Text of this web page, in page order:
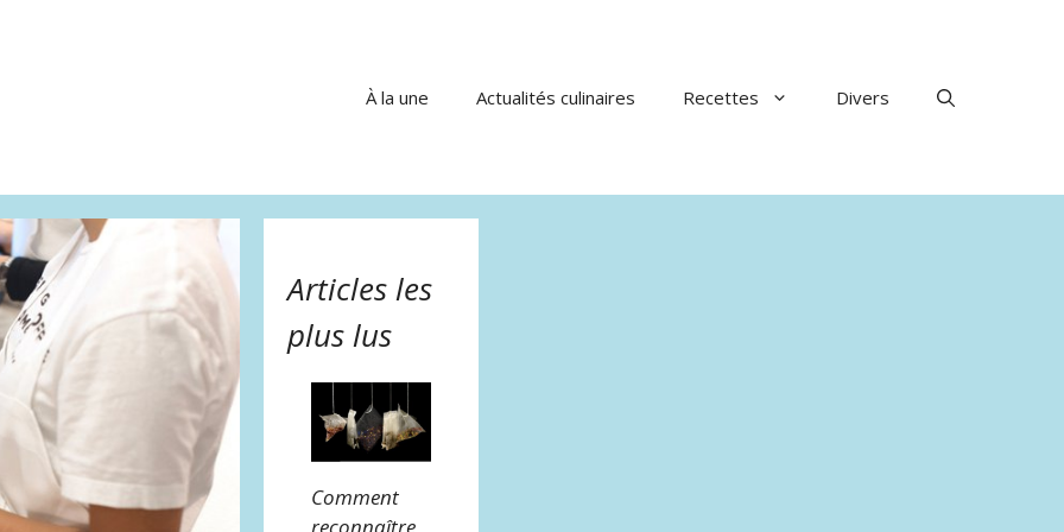
À la une Actualités culinaires Recettes Divers
Articles les
plus lus
Comment